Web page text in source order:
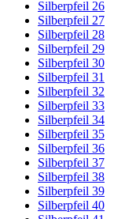
Silberpfeil 26
Silberpfeil 27
Silberpfeil 28
Silberpfeil 29
Silberpfeil 30
Silberpfeil 31
Silberpfeil 32
Silberpfeil 33
Silberpfeil 34
Silberpfeil 35
Silberpfeil 36
Silberpfeil 37
Silberpfeil 38
Silberpfeil 39
Silberpfeil 40